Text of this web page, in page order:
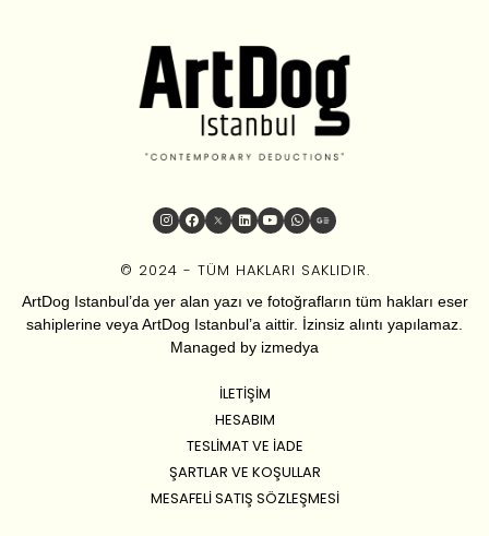
© 2024 - TÜM HAKLARI SAKLIDIR.
ArtDog Istanbul’da yer alan yazı ve fotoğrafların tüm hakları eser
sahiplerine veya ArtDog Istanbul’a aittir. İzinsiz alıntı yapılamaz.
Managed by izmedya
İLETIŞIM
HESABIM
TESLIMAT VE İADE
ŞARTLAR VE KOŞULLAR
MESAFELI SATIŞ SÖZLEŞMESI